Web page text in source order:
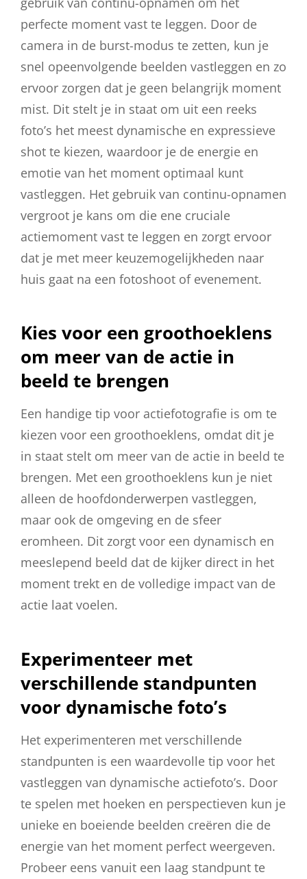
perfecte moment vast te leggen. Door de
camera in de burst-modus te zetten, kun je
snel opeenvolgende beelden vastleggen en zo
ervoor zorgen dat je geen belangrijk moment
mist. Dit stelt je in staat om uit een reeks
foto’s het meest dynamische en expressieve
shot te kiezen, waardoor je de energie en
emotie van het moment optimaal kunt
vastleggen. Het gebruik van continu-opnamen
vergroot je kans om die ene cruciale
actiemoment vast te leggen en zorgt ervoor
dat je met meer keuzemogelijkheden naar
huis gaat na een fotoshoot of evenement.
Kies voor een groothoeklens
om meer van de actie in
beeld te brengen
Een handige tip voor actiefotografie is om te
kiezen voor een groothoeklens, omdat dit je
in staat stelt om meer van de actie in beeld te
brengen. Met een groothoeklens kun je niet
alleen de hoofdonderwerpen vastleggen,
maar ook de omgeving en de sfeer
eromheen. Dit zorgt voor een dynamisch en
meeslepend beeld dat de kijker direct in het
moment trekt en de volledige impact van de
actie laat voelen.
Experimenteer met
verschillende standpunten
voor dynamische foto’s
Het experimenteren met verschillende
standpunten is een waardevolle tip voor het
vastleggen van dynamische actiefoto’s. Door
te spelen met hoeken en perspectieven kun je
unieke en boeiende beelden creëren die de
energie van het moment perfect weergeven.
Probeer eens vanuit een laag standpunt te